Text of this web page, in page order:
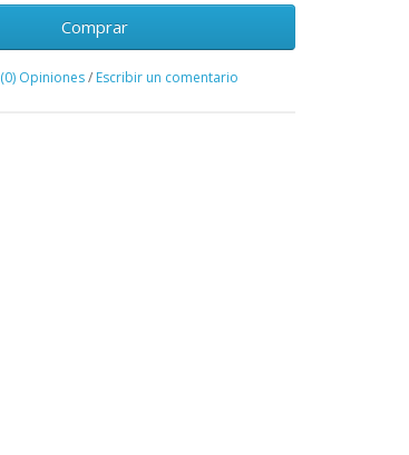
Comprar
(0) Opiniones/ Escribir un comentario